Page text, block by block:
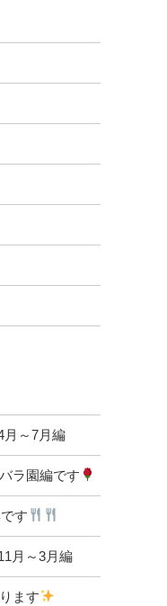
～7月編
バラ園編です
す
月～3月編
ます